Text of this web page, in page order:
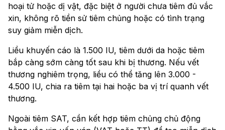
hoại tử hoặc dị vật, đặc biệt ở người chưa tiêm đủ vắc
xin, không rõ tiền sử tiêm chủng hoặc có tình trạng
suy giảm miễn dịch.
Liều khuyến cáo là 1.500 IU, tiêm dưới da hoặc tiêm
bắp càng sớm càng tốt sau khi bị thương. Nếu vết
thương nghiêm trọng, liều có thể tăng lên 3.000 -
4.500 IU, chia ra tiêm tại hai hoặc ba vị trí quanh vết
thương.
Ngoài tiêm SAT, cần kết hợp tiêm chủng chủ động